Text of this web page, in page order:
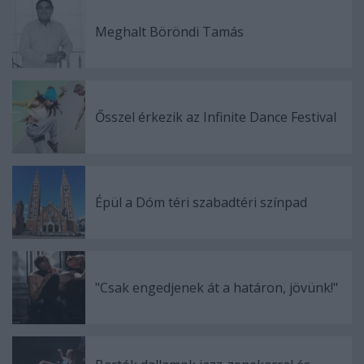
Meghalt Böröndi Tamás
Ősszel érkezik az Infinite Dance Festival
Épül a Dóm téri szabadtéri színpad
"Csak engedjenek át a határon, jövünk!"